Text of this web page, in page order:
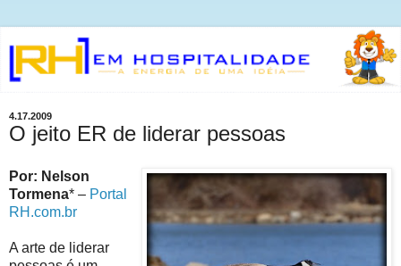
4.17.2009
O jeito ER de liderar pessoas
Por: Nelson
Tormena* – Portal
RH.com.br
A arte de liderar